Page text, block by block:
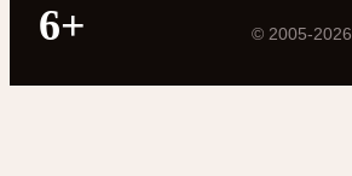
6+ © 2005-2026